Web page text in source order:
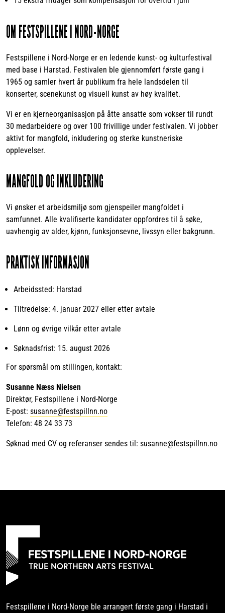
OM FESTSPILLENE I NORD-NORGE
Festspillene i Nord-Norge er en ledende kunst- og kulturfestival
med base i Harstad. Festivalen ble gjennomført første gang i
1965 og samler hvert år publikum fra hele landsdelen til
konserter, scenekunst og visuell kunst av høy kvalitet.
Vi er en kjerneorganisasjon på åtte ansatte som vokser til rundt
30 medarbeidere og over 100 frivillige under festivalen. Vi jobber
aktivt for mangfold, inkludering og sterke kunstneriske
opplevelser.
MANGFOLD OG INKLUDERING
Vi ønsker et arbeidsmiljø som gjenspeiler mangfoldet i
samfunnet. Alle kvalifiserte kandidater oppfordres til å søke,
uavhengig av alder, kjønn, funksjonsevne, livssyn eller bakgrunn.
PRAKTISK INFORMASJON
Arbeidssted: Harstad
Tiltredelse: 4. januar 2027 eller etter avtale
Lønn og øvrige vilkår etter avtale
Søknadsfrist: 15. august 2026
For spørsmål om stillingen, kontakt:
Susanne Næss Nielsen
Direktør, Festspillene i Nord-Norge
E-post: susanne@festspillnn.no
Telefon: 48 24 33 73
Søknad med CV og referanser sendes til: susanne@festspillnn.no
Festspillene i Nord-Norge ble arrangert første gang i Harstad i